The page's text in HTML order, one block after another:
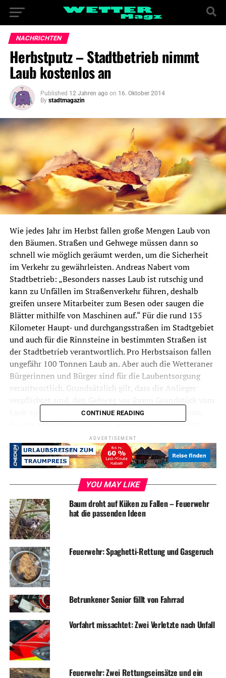
NACHRICHTEN
Herbstputz – Stadtbetrieb nimmt
Laub kostenlos an
Published 12 Jahren ago on 16. Oktober 2014
By stadtmagazin
Wie jedes Jahr im Herbst fallen große Mengen Laub von
den Bäumen. Straßen und Gehwege müssen dann so
schnell wie möglich geräumt werden, um die Sicherheit
im Verkehr zu gewährleisten. Andreas Nabert vom
Stadtbetrieb: „Besonders nasses Laub ist rutschig und
kann zu Unfällen im Straßenverkehr führen, deshalb
greifen unsere Mitarbeiter zum Besen oder saugen die
Blätter mithilfe von Maschinen auf.“ Für die rund 135
Kilometer Haupt- und durchgangsstraßen im Stadtgebiet
und auch für die Rinnsteine in bestimmten Straßen ist
der Stadtbetrieb verantwortlich. Pro Herbstsaison fallen
ungefähr 100 Tonnen Laub an. Aber auch die Wetteraner
Bürgerinnen und Bürger sind für die Laubentsorgung
verantwortlich. Grundsätzlich gilt, dass die Anlieger
Laub zu befreien, damit keine Unfallgefahr aufkommt.
Bei der Reinigung ist es egal, woher das Laub stammt:
Auch Blätter, die von städtischen Bäumen auf den
Gehweg fallen, müssen die Verantwortlichen sammeln.
Zu beachten ist, dass Laub nicht in die Rinnsteine gefegt
der Rinnsteine im letzten Jahr in einigen Straßen
geändert hat. Auskunft gibt das Servicebüro des
Stadtbetriebes unter Tel. 840-600 oder die
Straßenreinigungssatzung unter
www.stadtbetrieb-
wetter.de
Auch in diesen Straßen sind seit Oktober 2013 die
Anlieger für die Reinigung der Rinnsteine
verantwortlich:
Alt-Wetter:
Bergstraße, Bismarckstraße, Bruchstraße, Gartenstraße,
Gustav-Vorsteher-Straße, Heinrich-Kamp-Straße,
Karlstraße, Mühlenfeldstraße, Rathenaustraße,
Ringstraße teilweise („kleiner Ring“), Steinstraße,
Wilhelmstraße
CONTINUE READING
ADVERTISEMENT
YOU MAY LIKE
Baum droht auf Küken zu Fallen – Feuerwehr
hat die passenden Ideen
Feuerwehr: Spaghetti-Rettung und Gasgeruch
Betrunkener Senior fällt von Fahrrad
Vorfahrt missachtet: Zwei Verletzte nach Unfall
Feuerwehr: Zwei Rettungseinsätze und ein